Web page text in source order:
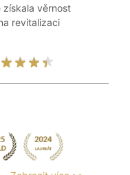
získala věrnost
revitalizaci